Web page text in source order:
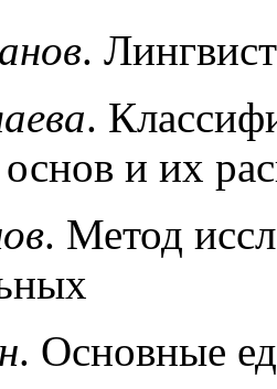
.
.
основ и их
. Метод
. Основные